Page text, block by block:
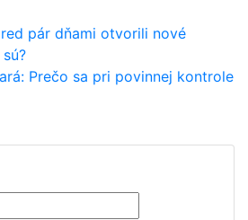
pár dňami otvorili nové
Prečo sa pri povinnej kontrole